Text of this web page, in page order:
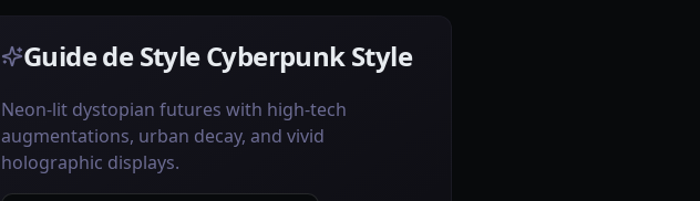
Guide de Style Cyberpunk Style
Neon-lit dystopian futures with high-tech
augmentations, urban decay, and vivid
holographic displays.